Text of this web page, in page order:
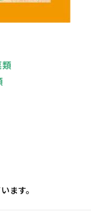
ます。